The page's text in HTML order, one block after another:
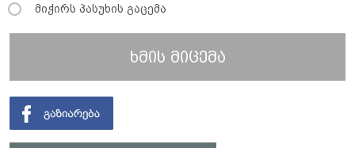
მიჭირს პასუხის გაცემა
ხმის მიცემა